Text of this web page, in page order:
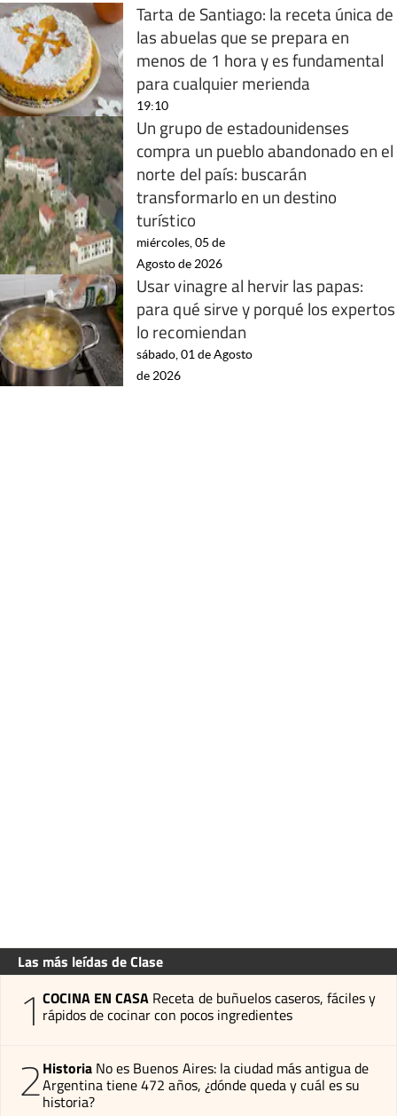
Tarta de Santiago: la receta única de
las abuelas que se prepara en
menos de 1 hora y es fundamental
para cualquier merienda
19:10
Un grupo de estadounidenses
compra un pueblo abandonado en el
norte del país: buscarán
transformarlo en un destino
turístico
miércoles, 05 de
Agosto de 2026
Usar vinagre al hervir las papas:
para qué sirve y porqué los expertos
lo recomiendan
sábado, 01 de Agosto
de 2026
Las más leídas de Clase
1 COCINA EN CASA Receta de buñuelos caseros, fáciles y
rápidos de cocinar con pocos ingredientes
2Historia No es Buenos Aires: la ciudad más antigua de
Argentina tiene 472 años, ¿dónde queda y cuál es su
historia?